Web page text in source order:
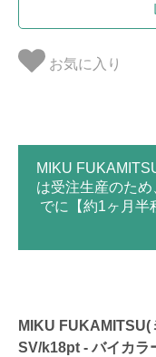
お気に入り
MIKU
は受注生産のた
でに【約1ヶ月半
MIKU FUKAMITSU(
SV/k18pt - バイカラ